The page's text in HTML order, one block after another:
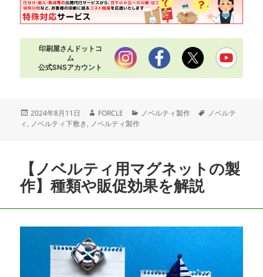
印刷屋さんドットコ
ム
公式SNSアカウント
投
稿
2024年8月11日
作
成
FORCLE
カ
ノベルティ製作
タ
ノベルテ
ィ, ノベルティ下敷き, ノベルティ製作
【ノベルティ用マグネットの製
作】種類や販促効果を解説